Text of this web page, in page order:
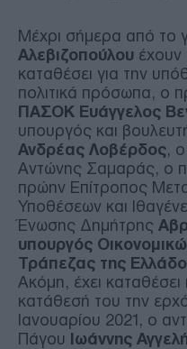
Μέχρι σήμερα από το
Αλεβιζοπούλου έχουν
καταθέσει για την
πολιτικά πρόσωπα, ο
ΠΑΣΟΚ Ευάγγελος
υπουργός και
Ανδρέας Λοβέρδος,
Αντώνης Σαμαράς, ο
πρώην Επίτροπος
Υποθέσεων και
Ένωσης Δημήτρης
υπουργός
Τράπεζας της
Ακόμη, έχει καταθέσει
κατάθεσή του την
Ιανουαρίου 2021, ο
Πάγου Ιωάννης